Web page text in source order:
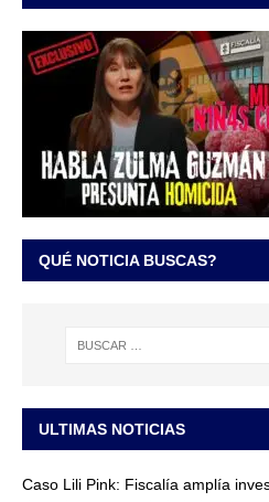
QUÉ NOTICIA BUSCAS?
ULTIMAS NOTICIAS
Caso Lili Pink: Fiscalía amplía